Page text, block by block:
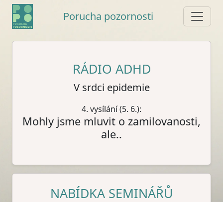
Porucha pozornosti
RÁDIO ADHD
V srdci epidemie
4. vysílání (5. 6.):
Mohly jsme mluvit o zamilovanosti,
ale..
NABÍDKA SEMINÁŘŮ